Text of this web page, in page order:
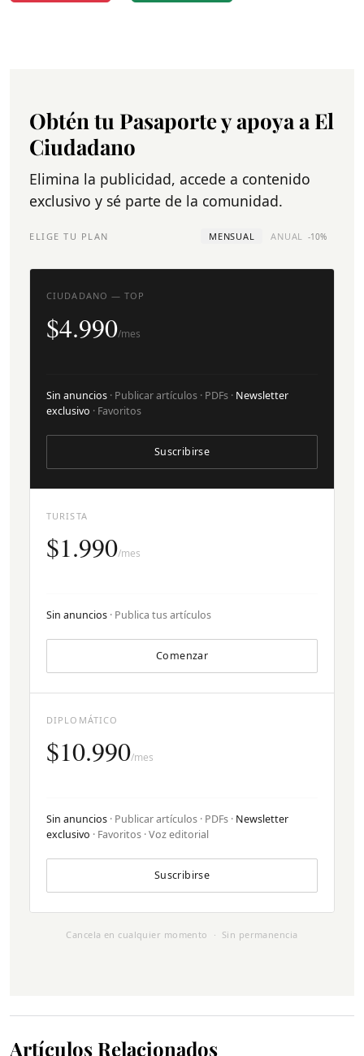
Obtén tu Pasaporte y apoya a El
Ciudadano
Elimina la publicidad, accede a contenido
exclusivo y sé parte de la comunidad.
ELIGE TU PLAN MENSUAL ANUAL -10%
TURISTA
$1.990/mes
Sin anuncios · Publica tus artículos
Comenzar
CIUDADANO — TOP
$4.990/mes
Sin anuncios · Publicar artículos · PDFs · Newsletter
exclusivo · Favoritos
Suscribirse
DIPLOMÁTICO
$10.990/mes
Sin anuncios · Publicar artículos · PDFs · Newsletter
exclusivo · Favoritos · Voz editorial
Suscribirse
Cancela en cualquier momento · Sin permanencia
Artículos Relacionados